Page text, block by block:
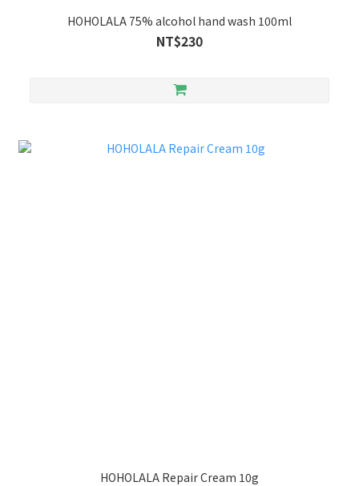
HOHOLALA 75% alcohol hand wash 100ml
NT$230
HOHOLALA Repair Cream 10g